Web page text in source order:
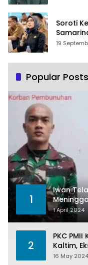
Soroti
19
Popular Posts
1
Iwan
1 April 2024
2
PKC
Kaltim,
Menelan
16 May 2024